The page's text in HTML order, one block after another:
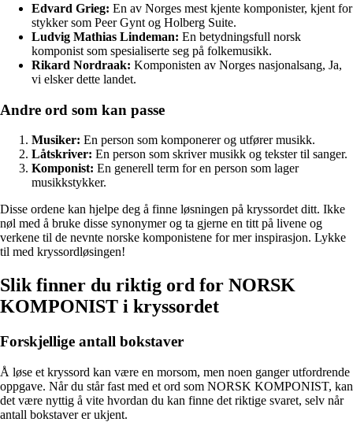
Edvard Grieg: En av Norges mest kjente komponister, kjent for
stykker som Peer Gynt og Holberg Suite.
Ludvig Mathias Lindeman: En betydningsfull norsk
komponist som spesialiserte seg på folkemusikk.
Rikard Nordraak: Komponisten av Norges nasjonalsang, Ja,
vi elsker dette landet.
Andre ord som kan passe
Musiker: En person som komponerer og utfører musikk.
Låtskriver: En person som skriver musikk og tekster til sanger.
Komponist: En generell term for en person som lager
musikkstykker.
Disse ordene kan hjelpe deg å finne løsningen på kryssordet ditt. Ikke
nøl med å bruke disse synonymer og ta gjerne en titt på livene og
verkene til de nevnte norske komponistene for mer inspirasjon. Lykke
til med kryssordløsingen!
Slik finner du riktig ord for NORSK
KOMPONIST i kryssordet
Forskjellige antall bokstaver
Å løse et kryssord kan være en morsom, men noen ganger utfordrende
oppgave. Når du står fast med et ord som NORSK KOMPONIST, kan
det være nyttig å vite hvordan du kan finne det riktige svaret, selv når
antall bokstaver er ukjent.